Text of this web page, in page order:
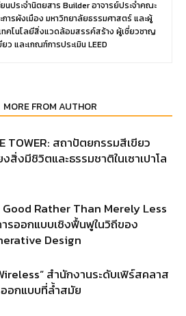
ยนประจำนิตยสาร Builder อาจารย์ประจำคณะ
ารผังเมือง มหาวิทยาลัยธรรมศาสตร์ และผู้
คโนโลยีสิ่งแวดล้อมสรรค์สร้าง ผู้เชี่ยวชาญ
ว และเกณฑ์การประเมิน LEED
MORE FROM AUTHOR
TOWER: สถาปัตยกรรมสีเขียว
งสิ่งมีชิวิตและธรรมชาติในเซาเปาโล
Rather Than Merely Less
รออกแบบเชิงฟื้นฟูในวิถีของ
Design
สำนักงานระดับเฟิร์สคลาส
อกแบบที่ล้ำสมัย